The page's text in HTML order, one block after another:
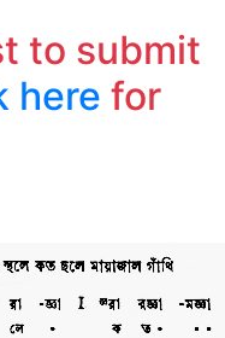
to submit
here for